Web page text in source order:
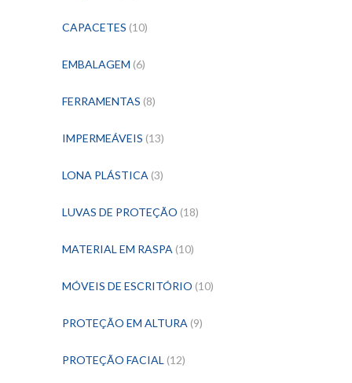
CAPACETES (10)
EMBALAGEM (6)
FERRAMENTAS (8)
IMPERMEÁVEIS (13)
LONA PLÁSTICA (3)
LUVAS DE PROTEÇÃO (18)
MATERIAL EM RASPA (10)
MÓVEIS DE ESCRITÓRIO (10)
PROTEÇÃO EM ALTURA (9)
PROTEÇÃO FACIAL (12)